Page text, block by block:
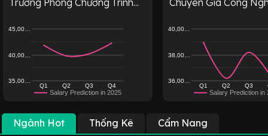
Salary Prediction in 2025
Q1 Q2 Q3 Q4
35,00…
40,00…
45,00…
Salary Prediction in
Q1 Q2 Q3
36,00…
38,00…
40,00…
Ngành Hot Thống Kê Cẩm Nang